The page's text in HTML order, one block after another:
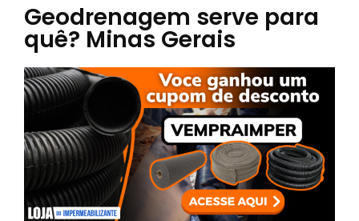
Geodrenagem serve para
quê? Minas Gerais